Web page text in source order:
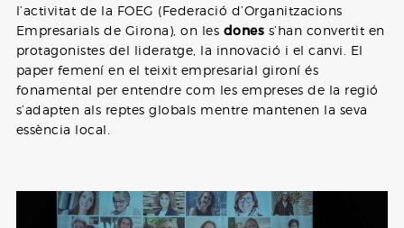
l’activitat de la FOEG (Federació d’Organitzacions
Empresarials de Girona), on les dones s’han convertit en
protagonistes del lideratge, la innovació i el canvi. El
paper femení en el teixit empresarial gironí és
fonamental per entendre com les empreses de la regió
s’adapten als reptes globals mentre mantenen la seva
essència local.